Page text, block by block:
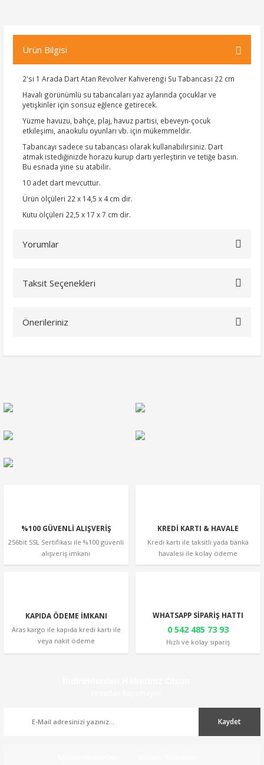
Ürün Bilgisi
2'si 1 Arada Dart Atan Revolver Kahverengi Su Tabancası 22 cm
Havalı görünümlü su tabancaları yaz aylarında çocuklar ve
yetişkinler için sonsuz eğlence getirecek.
Yüzme havuzu, bahçe, plaj, havuz partisi, ebeveyn-çocuk
etkileşimi, anaokulu oyunları vb. için mükemmeldir.
Tabancayı sadece su tabancası olarak kullanabilirsiniz. Dart
atmak istediğinizde horazu kurup dartı yerleştirin ve tetiğe basın.
Bu esnada yine su atabilir.
10 adet dart mevcuttur.
Ürün ölçüleri 22 x 14,5 x 4 cm dir.
Kutu ölçüleri 22,5 x 17 x 7 cm dir.
Yorumlar
Taksit Seçenekleri
Önerileriniz
Ürün resmi kalitesiz, bozuk veya görüntülenemiyor.
Ürün açıklamasında eksik bilgiler bulunuyor.
%100 GÜVENLİ ALIŞVERİŞ
256bit SSL Sertifikası ile %100 güvenli
alışveriş imkanı
KREDİ KARTI & HAVALE
Kredi kartı ile taksitli yada banka
havalesi ile kolay ödeme
KAPIDA ÖDEME İMKANI
Aras kargo ile kapıda kredi kartı ile
veya nakit ödeme
WHATSAPP SİPARİŞ HATTI
0 542 485 73 93
Hızlı ve kolay sipariş
Kaydet